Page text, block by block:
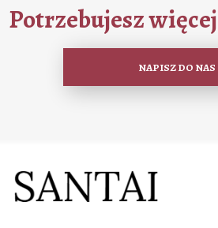
Potrzebujesz
NAPISZ DO NAS